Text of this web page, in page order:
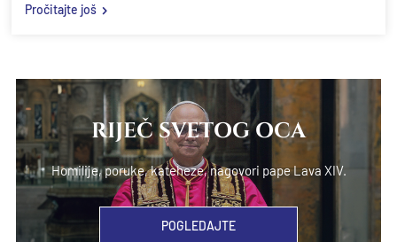
Pročitajte još
RIJEČ SVETOG OCA
Homilije, poruke, kateheze, nagovori pape Lava XIV.
POGLEDAJTE